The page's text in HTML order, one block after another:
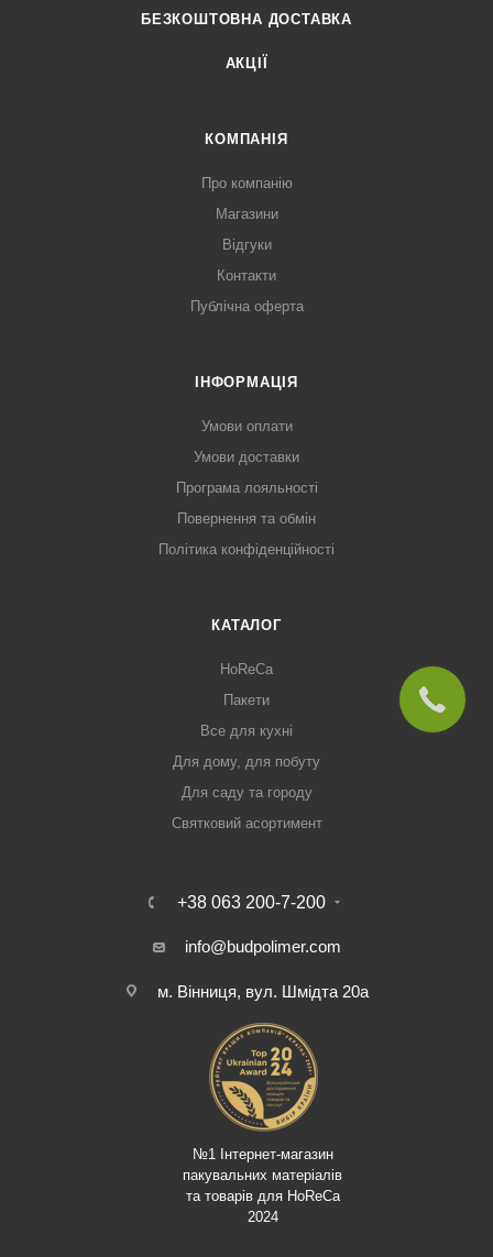
БЕЗКОШТОВНА ДОСТАВКА
АКЦІЇ
КОМПАНІЯ
Про компанію
Магазини
Відгуки
Контакти
Публічна оферта
ІНФОРМАЦІЯ
Умови оплати
Умови доставки
Програма лояльності
Повернення та обмін
Політика конфіденційності
КАТАЛОГ
HoReCa
Пакети
Все для кухні
Для дому, для побуту
Для саду та городу
Святковий асортимент
+38 063 200-7-200
info@budpolimer.com
м. Вінниця, вул. Шмідта 20а
№1 Інтернет-магазин
пакувальних матеріалів
та товарів для HoReCa
2024